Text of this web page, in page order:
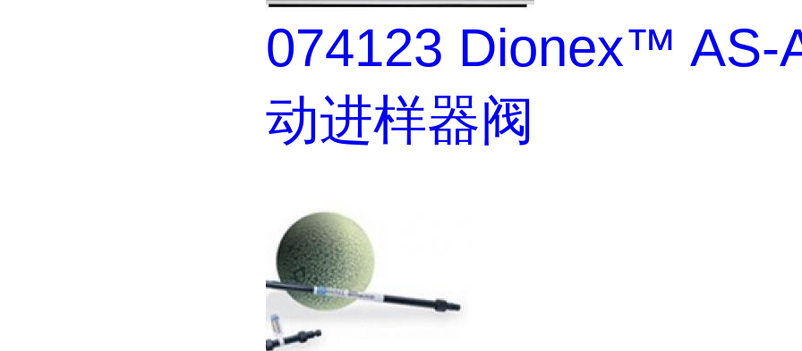
074123 Dionex™ AS-
动进样器阀